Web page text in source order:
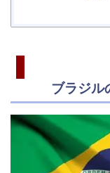
ブラジルの